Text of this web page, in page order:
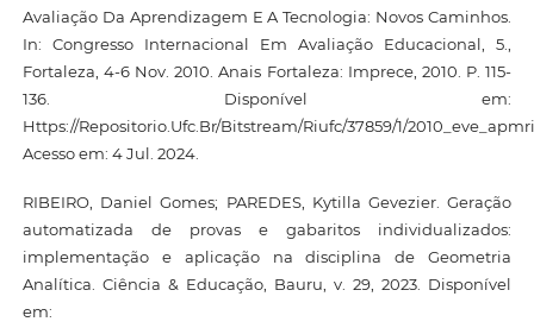
Avaliação Da Aprendizagem E A Tecnologia: Novos Caminhos.
In: Congresso Internacional Em Avaliação Educacional, 5.,
Fortaleza, 4-6 Nov. 2010. Anais Fortaleza: Imprece, 2010. P. 115-
136. Disponível em:
Https://Repositorio.Ufc.Br/Bitstream/Riufc/37859/1/
Acesso em: 4 Jul. 2024.
RIBEIRO, Daniel Gomes; PAREDES, Kytilla Gevezier. Geração
automatizada de provas e gabaritos individualizados:
implementação e aplicação na disciplina de Geometria
Analítica. Ciência & Educação, Bauru, v. 29, 2023. Disponível
em: